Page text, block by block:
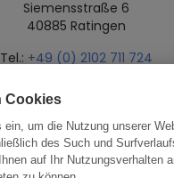
Siemensstraße 6
40885 Ratingen
Tel.: +49 (0) 2102 711 724
Impressum Über
Cookies
ein, um die Nutzung unserer
des Such und
auf Ihr Nutzungsverhalten